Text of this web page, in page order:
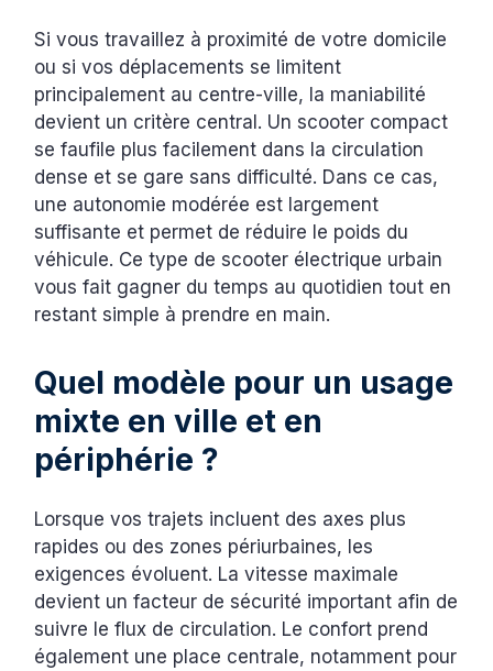
Si vous travaillez à proximité de votre domicile
ou si vos déplacements se limitent
principalement au centre-ville, la maniabilité
devient un critère central. Un scooter compact
se faufile plus facilement dans la circulation
dense et se gare sans difficulté. Dans ce cas,
une autonomie modérée est largement
suffisante et permet de réduire le poids du
véhicule. Ce type de scooter électrique urbain
vous fait gagner du temps au quotidien tout en
restant simple à prendre en main.
Quel modèle pour un usage
mixte en ville et en
périphérie ?
Lorsque vos trajets incluent des axes plus
rapides ou des zones périurbaines, les
exigences évoluent. La vitesse maximale
devient un facteur de sécurité important afin de
suivre le flux de circulation. Le confort prend
également une place centrale, notamment pour